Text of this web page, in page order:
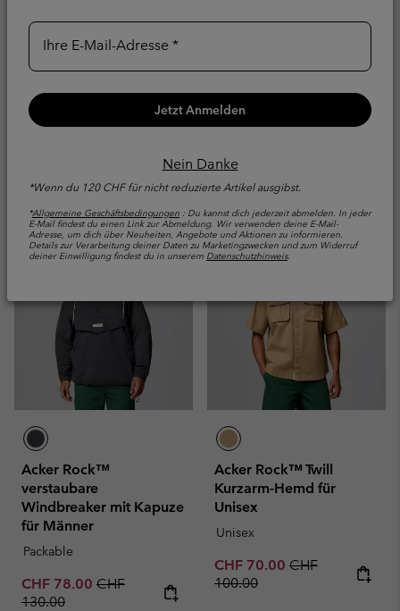
Ihre E-Mail-Adresse
Jetzt Anmelden
Nein Danke
*Wenn du 120 CHF für nicht reduzierte Artikel ausgibst.
*Allgemeine Geschäftsbedingungen : Du kannst dich jederzeit abmelden. In jeder
E-Mail findest du einen Link zur Abmeldung. Wir verwenden deine E-Mail-
Adresse, um dich über Neuheiten, Angebote und Aktionen zu informieren.
Details zur Verarbeitung deiner Daten zu Marketingzwecken und zum Widerruf
deiner Einwilligung findest du in unserem Datenschutzhinweis.
Kurzarm-Hemd für
Unisex
Unisex
Unisex
Recycelt
Minimum sale price:Maximum sale
Acker Rock™
verstaubare
Windbreaker mit Kapuze
für Männer
Packable
Sale price:
CHF 78.00 Regular price:
CHF
130.00
Acker Rock™ Twill
Kurzarm-Hemd für
Unisex
Unisex
Sale price:
CHF 70.00 Regular price:
CHF
100.00